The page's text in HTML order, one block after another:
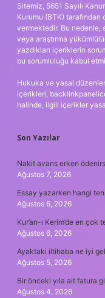
Sitemiz, 5651 Sayılı
Kurumu (BTK) tarafından
vermektedir. Bu
veya araştırma
yazdıkları içeriklerin
bu sorumluluğu kabul
Hukuka ve yasal
içerikleri,
halinde, ilgili içerikler
Son Yazılar
Nakit avans erken
Ağustos 7, 2026
Essay yazarken hangi
Ağustos 6, 2026
Kur’an-ı Kerim’de en
Ağustos 6, 2026
Ayaktaki iltihaba ne iyi
Ağustos 5, 2026
Bir önceki yıla ait fatura
Ağustos 4, 2026